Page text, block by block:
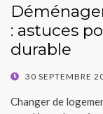
: astuces
durable
POSTED
30 SEPTEMBRE
Changer de